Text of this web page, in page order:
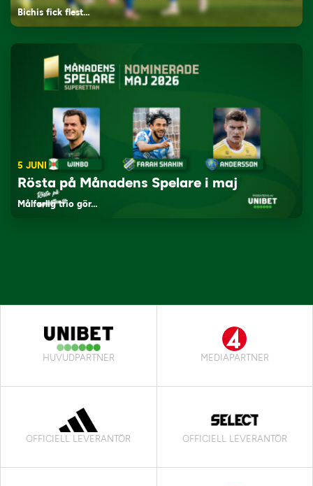
Bichis fick flest…
5 JUNI
Rösta på Månadens Spelare i maj
Målfarlig trio gör…
HUVUDPARTNER MEDIAPARTNER
OFFICIELL LEVERANTÖR OFFICIELL LEVERANTÖR